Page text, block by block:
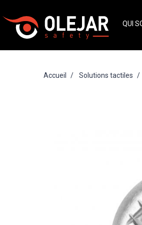
Accueil Solutions tactiles
QUI